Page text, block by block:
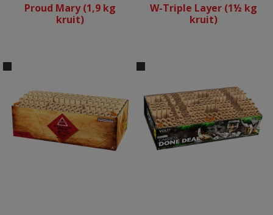
Proud Mary (1,9 kg
kruit)
W-Triple Layer (1½ kg
kruit)